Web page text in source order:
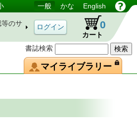
書誌検索
一般 かな English
等のサ
カート
0
マイライブラリー